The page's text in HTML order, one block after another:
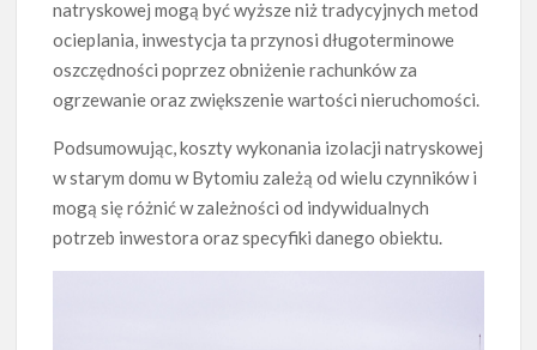
natryskowej mogą być wyższe niż tradycyjnych metod
ocieplania, inwestycja ta przynosi długoterminowe
oszczędności poprzez obniżenie rachunków za
ogrzewanie oraz zwiększenie wartości nieruchomości.
Podsumowując, koszty wykonania izolacji natryskowej
w starym domu w Bytomiu zależą od wielu czynników i
mogą się różnić w zależności od indywidualnych
potrzeb inwestora oraz specyfiki danego obiektu.